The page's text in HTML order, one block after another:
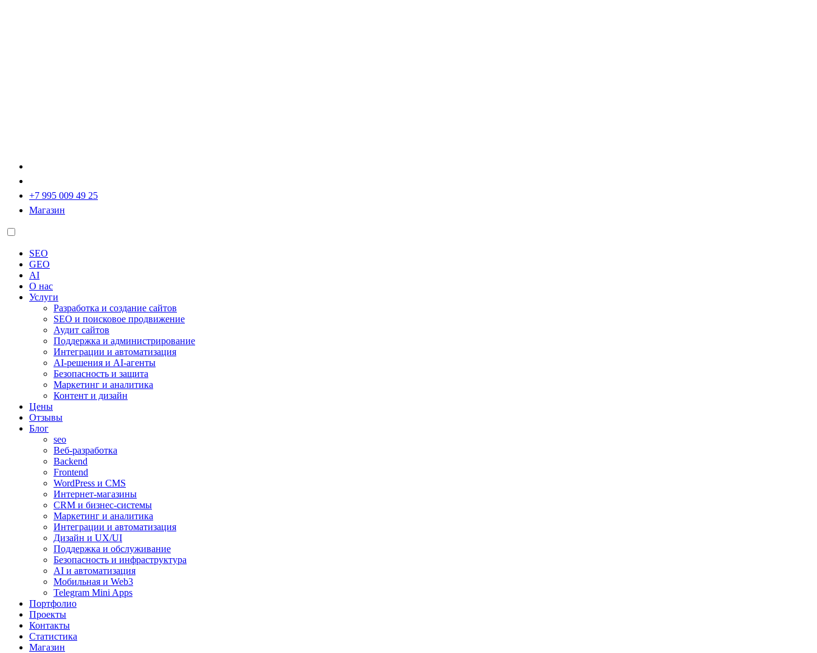
+7 995 009 49 25
Магазин
SEO
GEO
AI
О нас
Услуги
Разработка и создание сайтов
SEO и поисковое продвижение
Аудит сайтов
Поддержка и администрирование
Интеграции и автоматизация
AI-решения и AI-агенты
Безопасность и защита
Маркетинг и аналитика
Контент и дизайн
Цены
Отзывы
Блог
seo
Веб-разработка
Backend
Frontend
WordPress и CMS
Интернет-магазины
CRM и бизнес-системы
Маркетинг и аналитика
Интеграции и автоматизация
Дизайн и UX/UI
Поддержка и обслуживание
Безопасность и инфраструктура
AI и автоматизация
Мобильная и Web3
Telegram Mini Apps
Портфолио
Проекты
Контакты
Статистика
Магазин